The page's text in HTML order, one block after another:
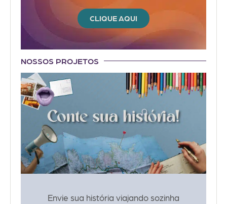
CLIQUE AQUI
NOSSOS PROJETOS
Envie sua história viajando sozinha